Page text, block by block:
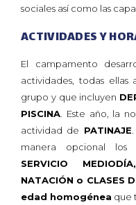
sociales así como las
ACTIVIDADES Y
El campamento
actividades, todas
grupo y que incluyen
PISCINA . Este año, la
actividad de PATINAJE
manera opcional los
SERVICIO
NATACIÓN o CLASES
edad homogénea que